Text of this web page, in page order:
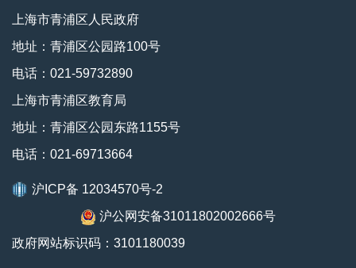
上海市青浦区人民政府
地址：青浦区公园路100号
电话：021-59732890
上海市青浦区教育局
地址：青浦区公园东路1155号
电话：021-69713664
沪ICP备 12034570号-2
沪公网安备31011802002666号
政府网站标识码：3101180039